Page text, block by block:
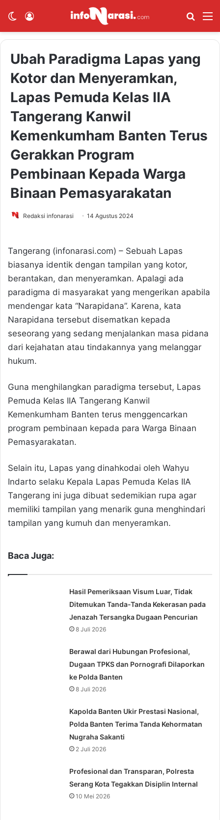
Switch skin Cari
Ubah Paradigma Lapas yang
Kotor dan Menyeramkan,
Lapas Pemuda Kelas IIA
Tangerang Kanwil
Kemenkumham Banten Terus
Gerakkan Program
Pembinaan Kepada Warga
Binaan Pemasyarakatan
Redaksi infonarasi 14 Agustus 2024
Tangerang (infonarasi.com) – Sebuah Lapas
biasanya identik dengan tampilan yang kotor,
berantakan, dan menyeramkan. Apalagi ada
paradigma di masyarakat yang mengerikan apabila
mendengar kata “Narapidana”. Karena, kata
Narapidana tersebut disematkan kepada
seseorang yang sedang menjalankan masa pidana
dari kejahatan atau tindakannya yang melanggar
hukum.
Guna menghilangkan paradigma tersebut, Lapas
Pemuda Kelas IIA Tangerang Kanwil
Kemenkumham Banten terus menggencarkan
program pembinaan kepada para Warga Binaan
Pemasyarakatan.
Selain itu, Lapas yang dinahkodai oleh Wahyu
Indarto selaku Kepala Lapas Pemuda Kelas IIA
Tangerang ini juga dibuat sedemikian rupa agar
memiliki tampilan yang menarik guna menghindari
tampilan yang kumuh dan menyeramkan.
Baca Juga:
Hasil Pemeriksaan Visum Luar, Tidak
Ditemukan Tanda-Tanda Kekerasan pada
Jenazah Tersangka Dugaan Pencurian
8 Juli 2026
Berawal dari Hubungan Profesional,
Dugaan TPKS dan Pornografi Dilaporkan
ke Polda Banten
8 Juli 2026
Kapolda Banten Ukir Prestasi Nasional,
Polda Banten Terima Tanda Kehormatan
Nugraha Sakanti
2 Juli 2026
Profesional dan Transparan, Polresta
Serang Kota Tegakkan Disiplin Internal
10 Mei 2026